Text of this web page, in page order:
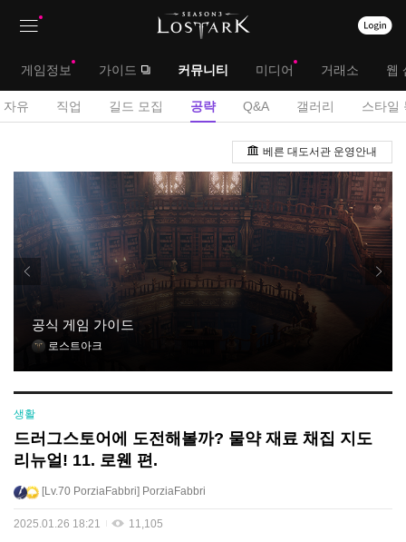
뉴
대
메
게임정보 가이드 커뮤니티 미디어 거래소 웹
서
메
뉴
자유 직업 길드 모집 공략 Q&A 갤러리 스타일
략
판
베른 대도서관 운영안내
공식 게임 가이드
로스트아크
생활
드러그스토어에 도전해볼까? 물약 재료 채집 지도
리뉴얼! 11. 로웬 편.
Lv.70 PorziaFabbri PorziaFabbri
2025.01.26 18:21 11,105